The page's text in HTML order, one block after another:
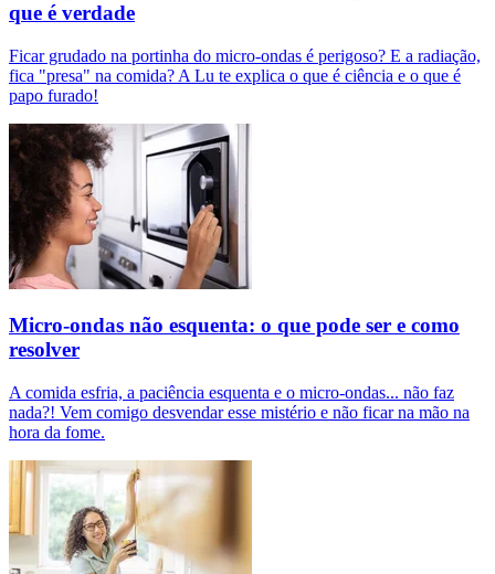
que é verdade
Ficar grudado na portinha do micro-ondas é perigoso? E a radiação,
fica "presa" na comida? A Lu te explica o que é ciência e o que é
papo furado!
Micro-ondas não esquenta: o que pode ser e como
resolver
A comida esfria, a paciência esquenta e o micro-ondas... não faz
nada?! Vem comigo desvendar esse mistério e não ficar na mão na
hora da fome.